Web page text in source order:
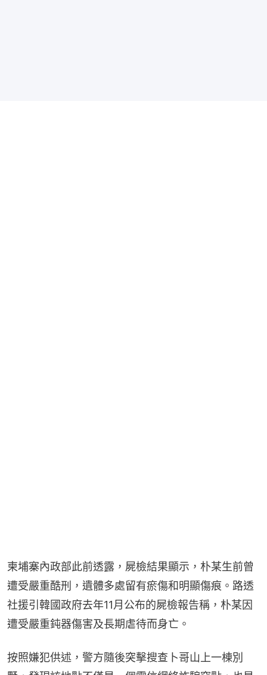
柬埔寨內政部此前透露，屍檢結果顯示，朴某生前曾
遭受嚴重酷刑，遺體多處留有瘀傷和明顯傷痕。路透
社援引韓國政府去年11月公布的屍檢報告稱，朴某因
遭受嚴重鈍器傷害及長期虐待而身亡。
按照嫌犯供述，警方隨後突擊搜查卜哥山上一棟別